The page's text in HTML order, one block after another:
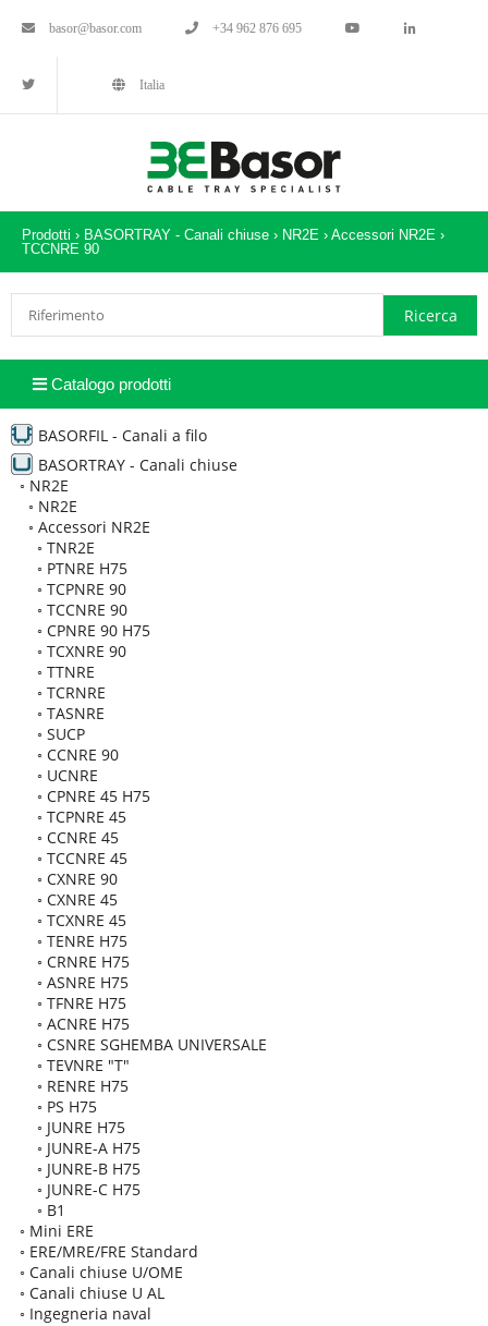
basor@basor.com +34 962 876 695
Italia
Prodotti › BASORTRAY - Canali chiuse › NR2E › Accessori NR2E ›
TCCNRE 90
Catalogo prodotti
BASORFIL - Canali a filo
BASORTRAY - Canali chiuse
◦ NR2E
◦ NR2E
◦ Accessori NR2E
◦ TNR2E
◦ PTNRE H75
◦ TCPNRE 90
◦ TCCNRE 90
◦ CPNRE 90 H75
◦ TCXNRE 90
◦ TTNRE
◦ TCRNRE
◦ TASNRE
◦ SUCP
◦ CCNRE 90
◦ UCNRE
◦ CPNRE 45 H75
◦ TCPNRE 45
◦ CCNRE 45
◦ TCCNRE 45
◦ CXNRE 90
◦ CXNRE 45
◦ TCXNRE 45
◦ TENRE H75
◦ CRNRE H75
◦ ASNRE H75
◦ TFNRE H75
◦ ACNRE H75
◦ CSNRE SGHEMBA UNIVERSALE
◦ TEVNRE "T"
◦ RENRE H75
◦ PS H75
◦ JUNRE H75
◦ JUNRE-A H75
◦ JUNRE-B H75
◦ JUNRE-C H75
◦ B1
◦ Mini ERE
◦ ERE/MRE/FRE Standard
◦ Canali chiuse U/OME
◦ Canali chiuse U AL
◦ Ingegneria naval